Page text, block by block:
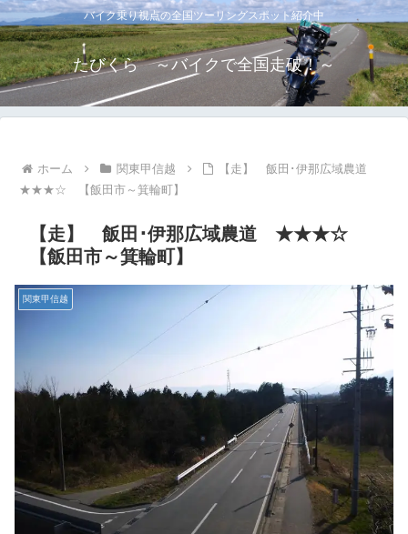
バイク乗り視点の全国ツーリングスポット紹介中
たびくら ～バイクで全国走破！～
ホーム 関東甲信越
【走】 飯田･伊那広域農道
★★★☆ 【飯田市～箕輪町】
【走】 飯田･伊那広域農道 ★★★☆
【飯田市～箕輪町】
関東甲信越